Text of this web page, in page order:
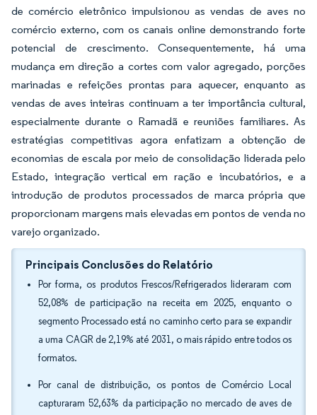
de comércio eletrônico impulsionou as vendas de aves no
comércio externo, com os canais online demonstrando forte
potencial de crescimento. Consequentemente, há uma
mudança em direção a cortes com valor agregado, porções
marinadas e refeições prontas para aquecer, enquanto as
vendas de aves inteiras continuam a ter importância cultural,
especialmente durante o Ramadã e reuniões familiares. As
estratégias competitivas agora enfatizam a obtenção de
economias de escala por meio de consolidação liderada pelo
Estado, integração vertical em ração e incubatórios, e a
introdução de produtos processados de marca própria que
proporcionam margens mais elevadas em pontos de venda no
varejo organizado.
Principais Conclusões do Relatório
Por forma, os produtos Frescos/Refrigerados lideraram com
52,08% de participação na receita em 2025, enquanto o
segmento Processado está no caminho certo para se expandir
a uma CAGR de 2,19% até 2031, o mais rápido entre todos os
formatos.
Por canal de distribuição, os pontos de Comércio Local
capturaram 52,63% da participação no mercado de aves de